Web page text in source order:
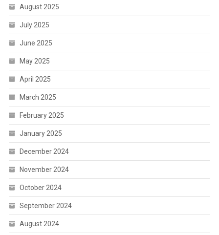
August 2025
July 2025
June 2025
May 2025
April 2025
March 2025
February 2025
January 2025
December 2024
November 2024
October 2024
September 2024
August 2024